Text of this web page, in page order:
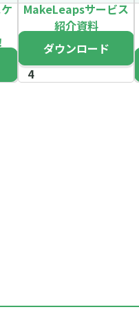
MakeLeapsサービス
紹介資料
ダウンロード